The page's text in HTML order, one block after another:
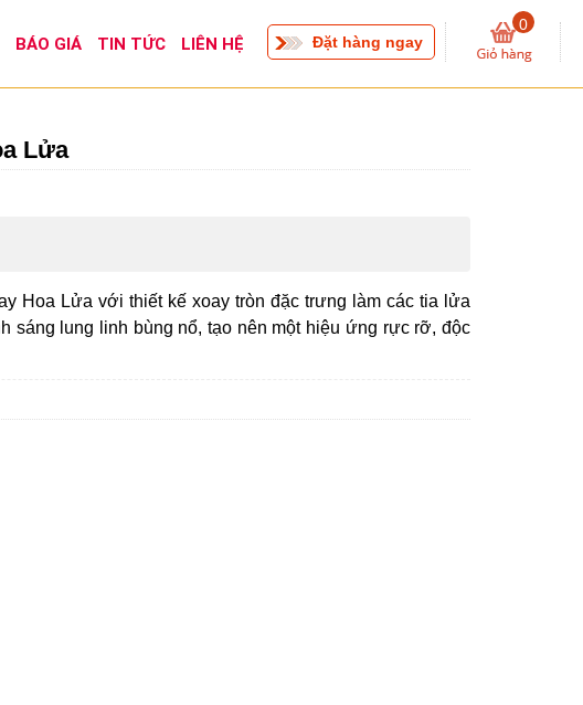
BÁO GIÁ TIN TỨC LIÊN HỆ Đặt hàng ngay
0
Lửa
Hoa Lửa với thiết kế xoay tròn đặc trưng làm các tia lửa
sáng lung linh bùng nổ, tạo nên một hiệu ứng rực rỡ, độc